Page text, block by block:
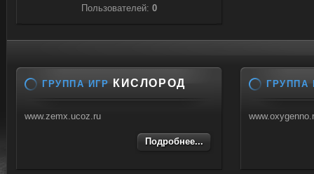
Пользователей: 0
ГРУППА ИГР КИСЛОРОД
www.zemx.ucoz.ru
Подробнее...
ГРУППА